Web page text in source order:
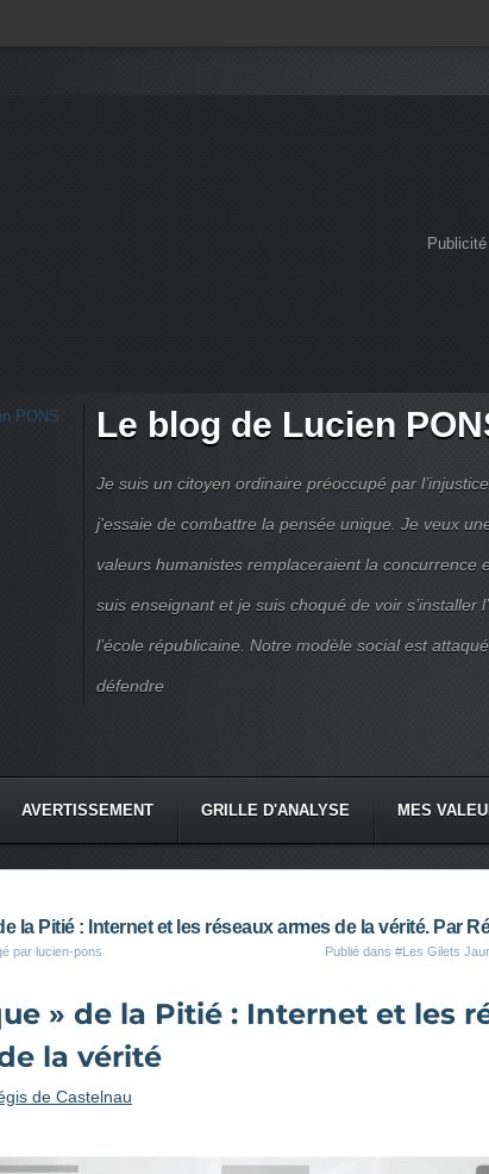
Publicité
Le blog de Lucien
Je suis un citoyen ordinaire préoccupé par
j'essaie de combattre la pensée unique. Je veux
valeurs humanistes remplaceraient la concurrence
suis enseignant et je suis choqué de voir s’installer
l’école républicaine. Notre modèle social est
défendre
AVERTISSEMENT GRILLE D'ANALYSE MES
la Pitié : Internet et les réseaux armes de la vérité. Par
par lucien-pons Publié dans #Les Gilets
» de la Pitié : Internet et les
la vérité
de Castelnau